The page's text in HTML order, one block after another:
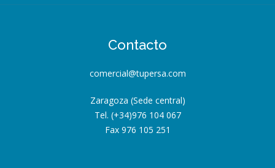
Contacto
comercial@tupersa.com
Zaragoza (Sede central)
Tel. (+34)976 104 067
Fax 976 105 251